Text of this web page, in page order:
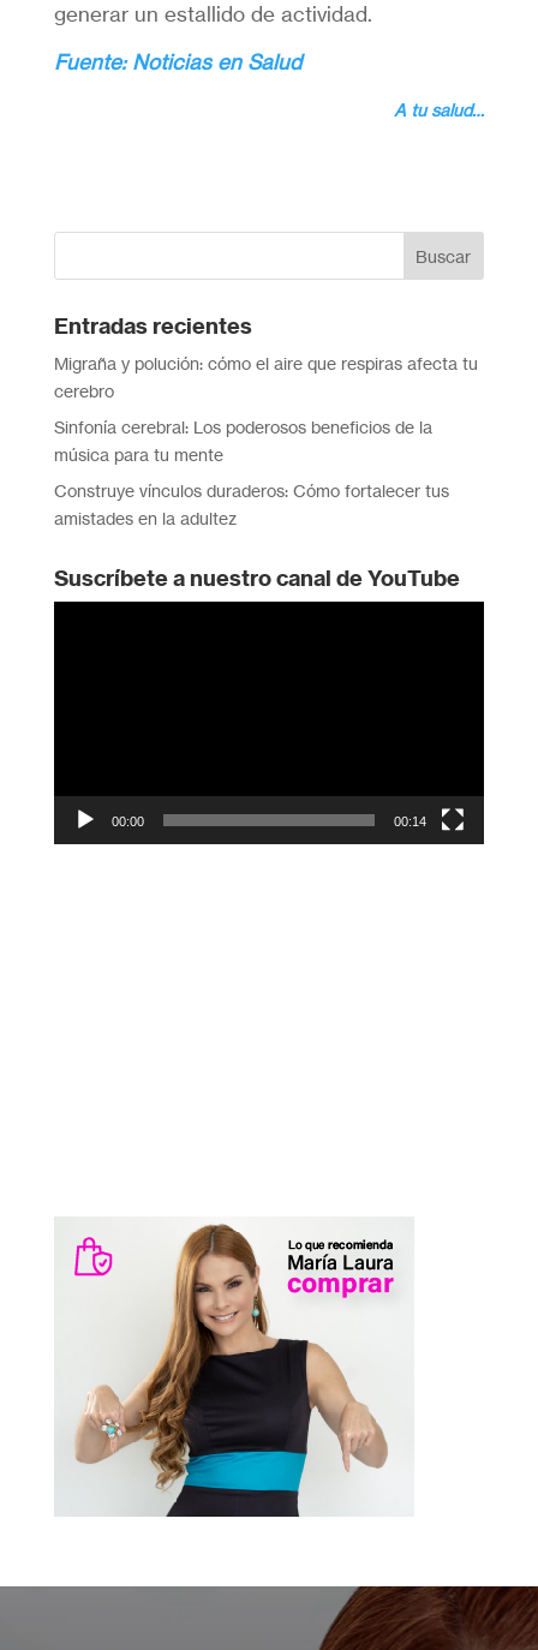
generar un estallido de actividad.
Fuente: Noticias en Salud
A tu salud…
Entradas recientes
Migraña y polución: cómo el aire que respiras afecta tu
cerebro
Sinfonía cerebral: Los poderosos beneficios de la
música para tu mente
Construye vínculos duraderos: Cómo fortalecer tus
amistades en la adultez
Suscríbete a nuestro canal de YouTube
00:00 00:14